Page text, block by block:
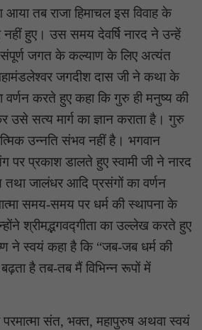
आया तब राजा हिमाचल इस विवाह के
हुए। उस समय देवर्षि नारद ने उन्हें
संपूर्ण जगत के कल्याण के लिए अत्यंत
जगदीश दास जी ने कथा के
वर्णन करते हुए कहा कि गुरु ही मनुष्य की
उसे सत्य मार्ग का ज्ञान कराता है। गुरु
उन्नति संभव नहीं है। भगवान
पर प्रकाश डालते हुए स्वामी जी ने नारद
जालंधर आदि प्रसंगों का वर्णन
समय-समय पर धर्म की स्थापना के
श्रीमद्भगवद्गीता का उल्लेख करते हुए
ने स्वयं कहा है कि “जब-जब धर्म की
है तब-तब मैं विभिन्न रूपों में
परमात्मा संत, भक्त, महापुरुष अथवा स्वयं